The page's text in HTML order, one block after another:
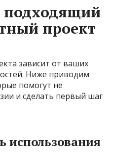
подходящий
проект
зависит от ваших
Ниже приводим
помогут не
и сделать первый шаг
использования